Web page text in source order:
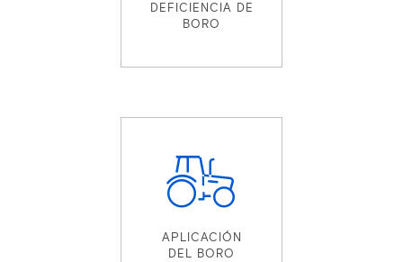
DEFICIENCIA DE
BORO
APLICACIÓN
DEL BORO